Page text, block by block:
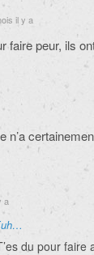
il y a
faire peur, ils
a
du pour